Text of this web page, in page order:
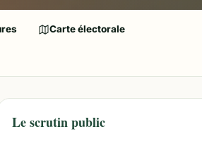
Carte électorale
Le scrutin public